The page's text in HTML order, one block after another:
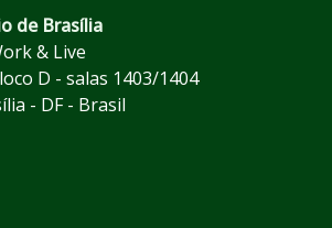
de Brasília
& Live
D - salas 1403/1404
- DF - Brasil